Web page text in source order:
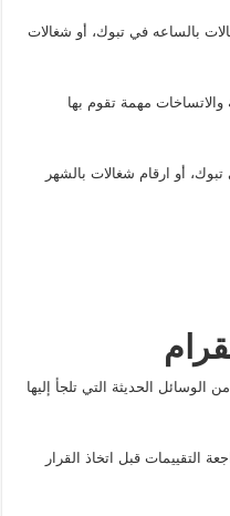
بالساعه في تبوك، أو شغالات
والاتساخات مهمة تقوم بها
أو ارقام شغالات بالشهر
من الوسائل الحديثة التي تلجأ إليها
التقييمات قبل اتخاذ القرار